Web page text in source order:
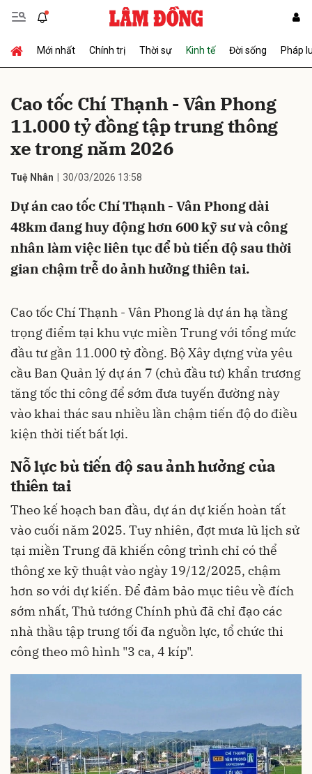
Mới nhất Chính trị Thời sự Kinh tế Đời sống Pháp
Cao tốc Chí Thạnh - Vân Phong
11.000 tỷ đồng tập trung thông
xe trong năm 2026
Tuệ Nhân 30/03/2026 13:58
Dự án cao tốc Chí Thạnh - Vân Phong dài
48km đang huy động hơn 600 kỹ sư và công
nhân làm việc liên tục để bù tiến độ sau thời
gian chậm trễ do ảnh hưởng thiên tai.
Cao tốc Chí Thạnh - Vân Phong là dự án hạ tầng
trọng điểm tại khu vực miền Trung với tổng mức
đầu tư gần 11.000 tỷ đồng. Bộ Xây dựng vừa yêu
cầu Ban Quản lý dự án 7 (chủ đầu tư) khẩn trương
tăng tốc thi công để sớm đưa tuyến đường này
vào khai thác sau nhiều lần chậm tiến độ do điều
kiện thời tiết bất lợi.
Nỗ lực bù tiến độ sau ảnh hưởng của
thiên tai
Theo kế hoạch ban đầu, dự án dự kiến hoàn tất
vào cuối năm 2025. Tuy nhiên, đợt mưa lũ lịch sử
tại miền Trung đã khiến công trình chỉ có thể
thông xe kỹ thuật vào ngày 19/12/2025, chậm
hơn so với dự kiến. Để đảm bảo mục tiêu về đích
sớm nhất, Thủ tướng Chính phủ đã chỉ đạo các
nhà thầu tập trung tối đa nguồn lực, tổ chức thi
công theo mô hình "3 ca, 4 kíp".
Gửi bình luận
Hủy